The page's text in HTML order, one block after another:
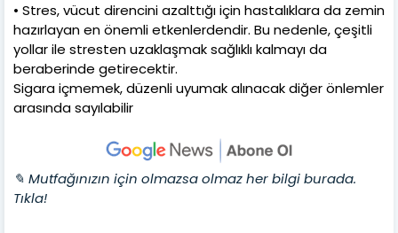
• Stres, vücut direncini azalttığı için hastalıklara da zemin
hazırlayan en önemli etkenlerdendir. Bu nedenle, çeşitli
yollar ile stresten uzaklaşmak sağlıklı kalmayı da
beraberinde getirecektir.
Sigara içmemek, düzenli uyumak alınacak diğer önlemler
arasında sayılabilir
✎ Mutfağınızın için olmazsa olmaz her bilgi burada.
Tıkla!